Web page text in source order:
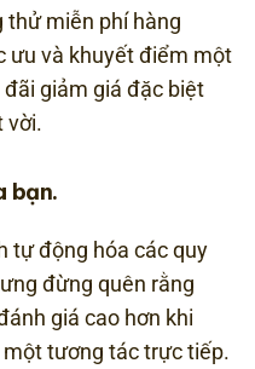
thử miễn phí hàng
ưu và khuyết điểm một
giảm giá đặc biệt
vời.
bạn.
tự động hóa các quy
đừng quên rằng
giá cao hơn khi
tương tác trực tiếp.